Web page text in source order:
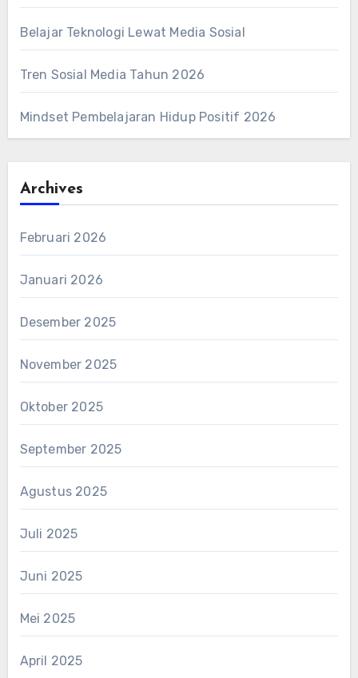
Belajar Teknologi Lewat Media Sosial
Tren Sosial Media Tahun 2026
Mindset Pembelajaran Hidup Positif 2026
Archives
Februari 2026
Januari 2026
Desember 2025
November 2025
Oktober 2025
September 2025
Agustus 2025
Juli 2025
Juni 2025
Mei 2025
April 2025